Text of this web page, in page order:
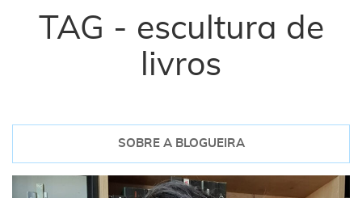
TAG - escultura de
livros
SOBRE A BLOGUEIRA